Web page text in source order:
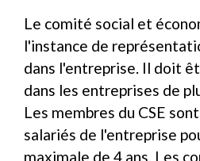
Le comité social et
l'instance de
dans l'entreprise. Il doit
dans les entreprises de
Les membres du CSE
salariés de l'entreprise
maximale de 4 ans. Les